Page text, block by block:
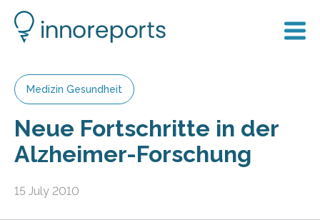
Medizin Gesundheit
Neue Fortschritte in der
Alzheimer-Forschung
15 July 2010